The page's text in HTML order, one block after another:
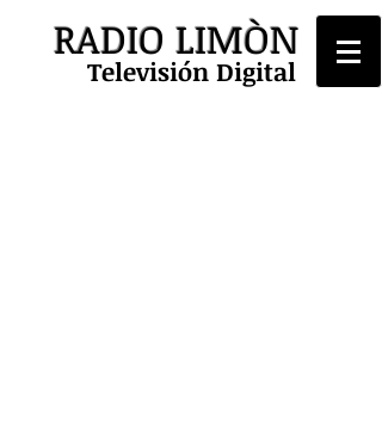
RADIO LIMÒN
Televisión Digital